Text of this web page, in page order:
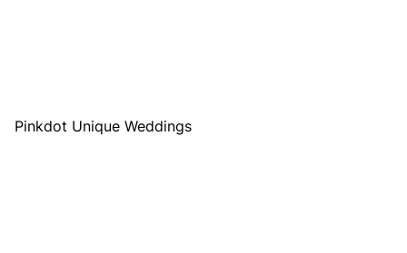
Pinkdot Unique Weddings